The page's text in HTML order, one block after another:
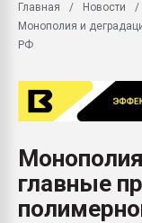
Главная
Новости
Монополия и
РФ
главные